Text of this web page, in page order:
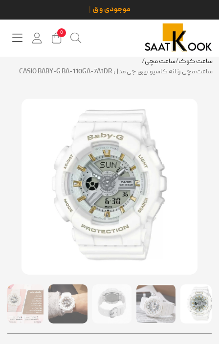
0
ساعت کوک/ساعت مچی/
ساعت مچی زنانه کاسیو بیبی جی مدل CASIO BABY-G BA-110GA-7A1DR